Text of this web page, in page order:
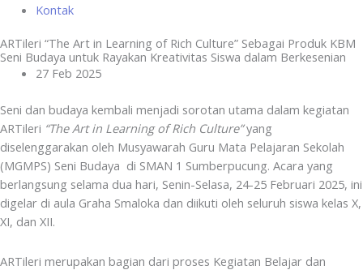
Kontak
ARTileri “The Art in Learning of Rich Culture” Sebagai Produk KBM
Seni Budaya untuk Rayakan Kreativitas Siswa dalam Berkesenian
27 Feb 2025
Seni dan budaya kembali menjadi sorotan utama dalam kegiatan
ARTileri “The Art in Learning of Rich Culture”yang
diselenggarakan oleh Musyawarah Guru Mata Pelajaran Sekolah
(MGMPS) Seni Budaya di SMAN 1 Sumberpucung. Acara yang
berlangsung selama dua hari, Senin-Selasa, 24-25 Februari 2025, ini
digelar di aula Graha Smaloka dan diikuti oleh seluruh siswa kelas X,
XI, dan XII.
ARTileri merupakan bagian dari proses Kegiatan Belajar dan